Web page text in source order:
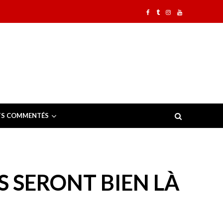
COMMENTÉS
SERONT BIEN LÀ